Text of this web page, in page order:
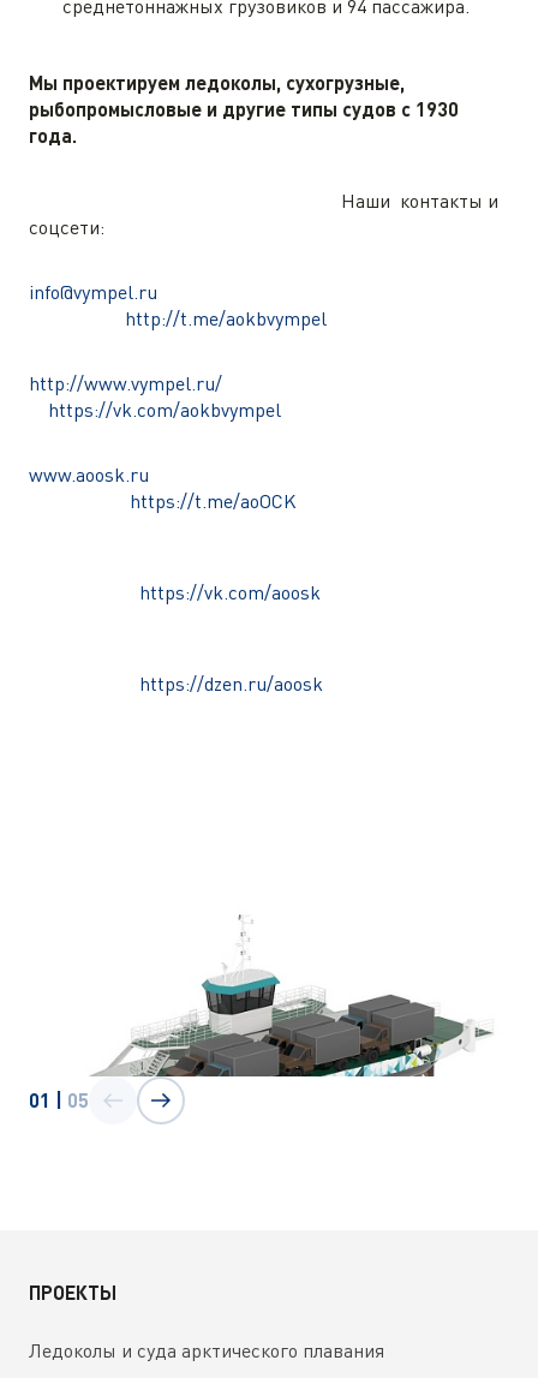
среднетоннажных грузовиков и 94 пассажира.
Мы проектируем ледоколы, сухогрузные,
рыбопромысловые и другие типы судов c 1930
года.
Наши контакты и
соцсети:
info@vympel.ru
http://t.me/aokbvympel
http://www.vympel.ru/
https://vk.com/aokbvympel
www.aoosk.ru
https://t.me/aoOCK
https://vk.com/aoosk
https://dzen.ru/aoosk
01 05
ПРОЕКТЫ
Ледоколы и суда арктического плавания